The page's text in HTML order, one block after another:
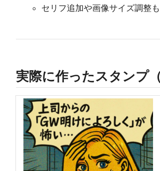
セリフ追加や画像サイズ調整
実際に作ったスタンプ